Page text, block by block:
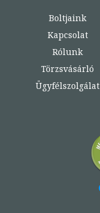
Boltjaink
Kapcsolat
Rólunk
Törzsvásárló
Ügyfélszolgálat